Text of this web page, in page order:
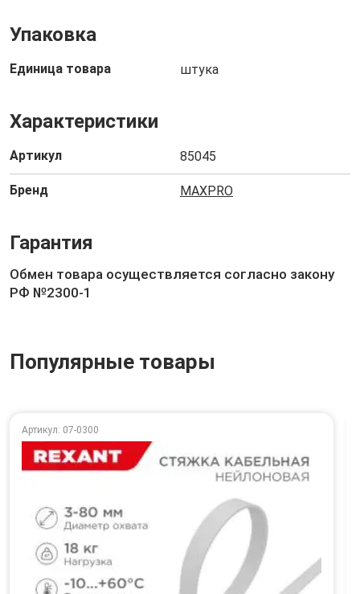
Упаковка
Единица товара штука
Характеристики
Артикул 85045
Бренд MAXPRO
Гарантия
Обмен товара осуществляется согласно закону
РФ №2300-1
Популярные товары
Артикул: 07-0300